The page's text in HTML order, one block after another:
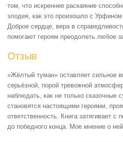
том, что искреннее раскаяние
злодея, как это произошло с
Доброе сердце, вера в
помогают героям преодолеть любое
Отзыв
«Жёлтый туман» оставляет сильное
серьёзной, порой тревожной
наблюдать, как не только сказочные
становятся настоящими героями,
ответственность. Книга затягивает с
до победного конца. Мое мнение о